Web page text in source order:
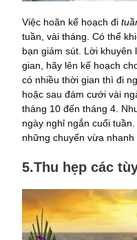
Việc hoãn kế hoạch đi
tuần, vài tháng. Có thể
bạn giảm sút. Lời khuyên
gian, hãy lên kế hoạch
có nhiều thời gian thì đi
hoặc sau đám cưới vài
tháng 10 đến tháng 4.
ngày nghỉ ngắn cuối
những chuyến vừa nhanh
5.Thu hẹp các